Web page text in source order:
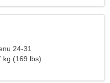
24-31
kg (169 lbs)